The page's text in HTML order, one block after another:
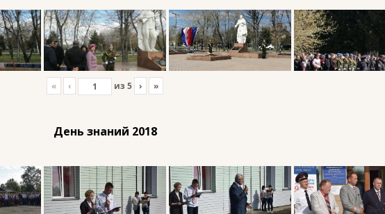
« ‹ из 5 › »
День знаний 2018